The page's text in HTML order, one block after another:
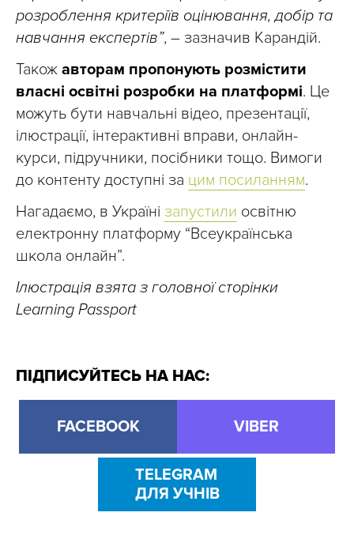
розроблення критеріїв оцінювання, добір та
навчання експертів”, – зазначив Карандій.
Також авторам пропонують розмістити
власні освітні розробки на платформі. Це
можуть бути навчальні відео, презентації,
ілюстрації, інтерактивні вправи, онлайн-
курси, підручники, посібники тощо. Вимоги
до контенту доступні за цим посиланням.
Нагадаємо, в Україні запустили освітню
електронну платформу “Всеукраїнська
школа онлайн”.
Ілюстрація взята з головної сторінки
Learning Passport
ПІДПИСУЙТЕСЬ НА НАС:
FACEBOOK VIBER
TELEGRAM
ДЛЯ УЧНІВ